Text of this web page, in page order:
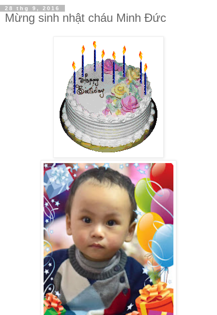
28 thg 9, 2016
Mừng sinh nhật cháu Minh Đức